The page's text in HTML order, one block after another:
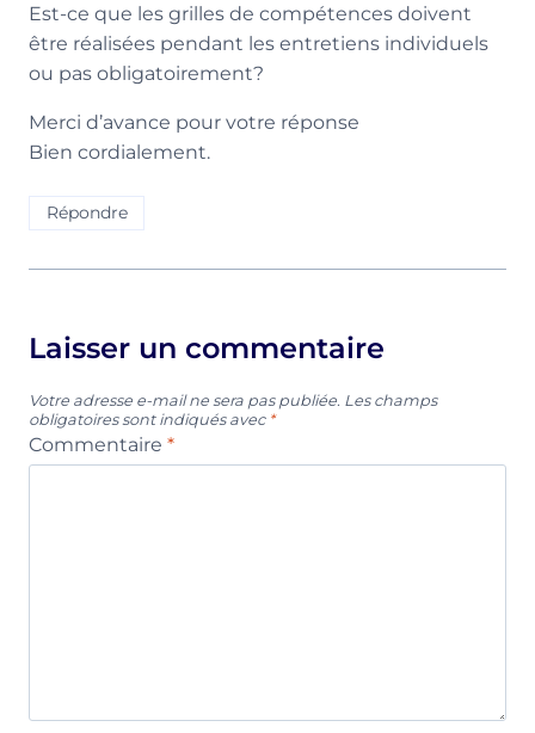
Est-ce que les grilles de compétences doivent
être réalisées pendant les entretiens individuels
ou pas obligatoirement?
Merci d’avance pour votre réponse
Bien cordialement.
Répondre
Laisser un commentaire
Votre adresse e-mail ne sera pas publiée. Les champs
obligatoires sont indiqués avec *
Commentaire *